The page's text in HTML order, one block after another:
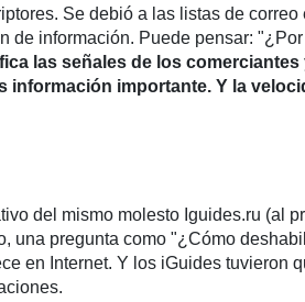
Se debió a las listas de
de información. Puede pensar:
las señales de los
información importante. Y la
del mismo molesto Iguides.ru (al
una pregunta como "¿Cómo
en Internet. Y los iGuides tuvieron